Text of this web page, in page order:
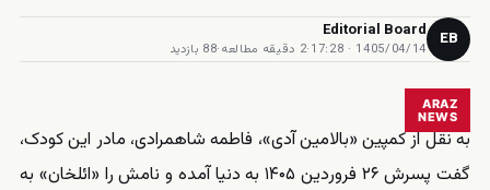
EB
Editorial Board
1405/04/14 · 17:28
·2 دقیقه مطالعه ·88 بازدید
ARAZ
NEWS
به نقل از کمپین «بالامین آدی»، فاطمه شاهمرادی، مادر این کودک،
گفت پسرش ۲۶ فروردین ۱۴۰۵ به دنیا آمده و نامش را «ائلخان» به